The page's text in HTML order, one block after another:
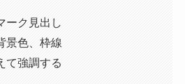
ーク見出し
景色、枠線
て強調する